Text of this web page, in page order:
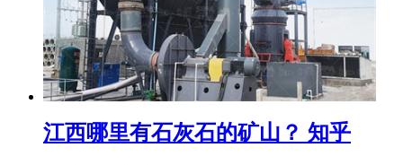
江西哪里有石灰石的矿山？ 知乎